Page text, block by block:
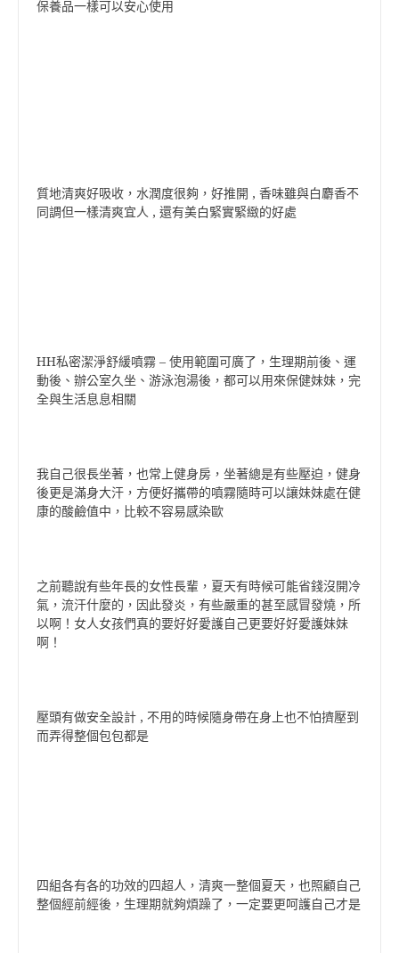
保養品一樣可以安心使用
質地清爽好吸收，水潤度很夠，好推開 , 香味雖與白麝香不
同調但一樣清爽宜人 , 還有美白緊實緊緻的好處
HH私密潔淨舒緩噴霧 – 使用範圍可廣了，生理期前後、運
動後、辦公室久坐、游泳泡湯後，都可以用來保健妹妹，完
全與生活息息相關
我自己很長坐著，也常上健身房，坐著總是有些壓迫，健身
後更是滿身大汗，方便好攜帶的噴霧隨時可以讓妹妹處在健
康的酸鹼值中，比較不容易感染歐
之前聽說有些年長的女性長輩，夏天有時候可能省錢沒開冷
氣，流汗什麼的，因此發炎，有些嚴重的甚至感冒發燒，所
以啊！女人女孩們真的要好好愛護自己更要好好愛護妹妹
啊！
壓頭有做安全設計 , 不用的時候隨身帶在身上也不怕擠壓到
而弄得整個包包都是
四組各有各的功效的四超人，清爽一整個夏天，也照顧自己
整個經前經後，生理期就夠煩躁了，一定要更呵護自己才是